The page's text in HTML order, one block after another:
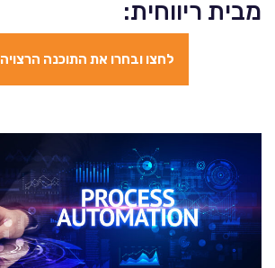
מבית ריווחית:
לחצו ובחרו את התוכנה הרצויה